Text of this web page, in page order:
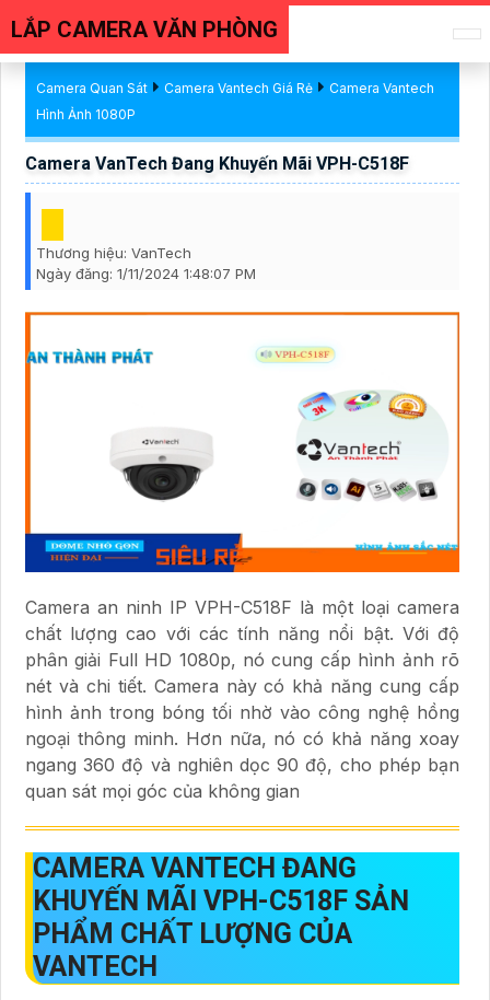
LẮP CAMERA VĂN PHÒNG
Camera Quan Sát Camera Vantech Giá Rẻ
Camera Vantech
Hình Ảnh 1080P
Camera VanTech Đang Khuyến Mãi VPH-C518F
Thương hiệu: VanTech
Ngày đăng: 1/11/2024 1:48:07 PM
Camera an ninh IP VPH-C518F là một loại camera
chất lượng cao với các tính năng nổi bật. Với độ
phân giải Full HD 1080p, nó cung cấp hình ảnh rõ
nét và chi tiết. Camera này có khả năng cung cấp
hình ảnh trong bóng tối nhờ vào công nghệ hồng
ngoại thông minh. Hơn nữa, nó có khả năng xoay
ngang 360 độ và nghiên dọc 90 độ, cho phép bạn
quan sát mọi góc của không gian
CAMERA VANTECH ĐANG
KHUYẾN MÃI VPH-C518F SẢN
PHẨM CHẤT LƯỢNG CỦA
VANTECH